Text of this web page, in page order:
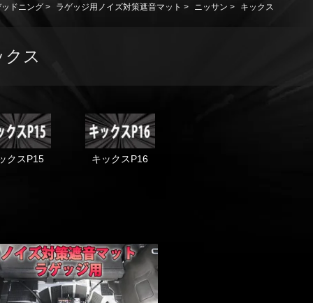
ドニング > ラゲッジ用ノイズ対策遮音マット > ニッサン > キックス
クス
クスP15 キックスP16